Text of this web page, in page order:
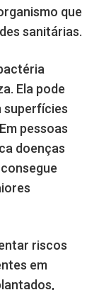
que
sanitárias.
Ela pode
superfícies
pessoas
doenças
riscos
em